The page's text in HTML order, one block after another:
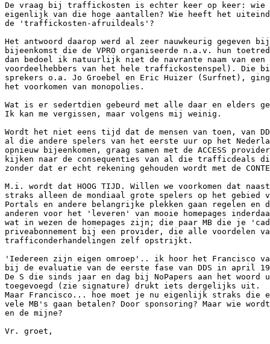
De vraag bij traffickosten is echter keer op keer:
eigenlijk van die hoge aantallen? Wie heeft het
de 'traffickosten-afruildeals'?
Het antwoord daarop werd al zeer nauwkeurig gegeven
bijeenkomst die de VPRO organiseerde n.a.v. hun
dan bedoel ik natuurlijk niet de navrante naam van een
voordeelhebbers van het hele traffickostenspel). Die
sprekers o.a. Jo Groebel en Eric Huizer (Surfnet),
het voorkomen van monopolies.
Wat is er sedertdien gebeurd met alle daar en elders
Ik kan me vergissen, maar volgens mij weinig.
Wordt het niet eens tijd dat de mensen van toen, van
al die andere spelers van het eerste uur op het
opnieuw bijeenkomen, graag samen met de ACCESS
kijken naar de consequenties van al die trafficdeals
zonder dat er echt rekening gehouden wordt met de
M.i. wordt dat HOOG TIJD. Willen we voorkomen dat
straks alleen de mondiaal grote spelers op het gebied
Portals en andere belangrijke plekken gaan regelen en
anderen voor het 'leveren' van mooie homepages
wat in wezen de homepages zijn; die paar MB die je
priveabonnement bij een provider, die alle voordelen
trafficonderhandelingen zelf opstrijkt.
'Iedereen zijn eigen omroep'.. ik hoor het Francisco
bij de evaluatie van de eerste fase van DDS in april
De S die sinds jaar en dag bij NoPapers aan het woord
toegevoegd (zie signature) drukt iets dergelijks uit.
Maar Francisco... hoe moet je nu eigenlijk straks die
vele MB's gaan betalen? Door sponsoring? Maar wie
en de mijne?
Vr. groet,